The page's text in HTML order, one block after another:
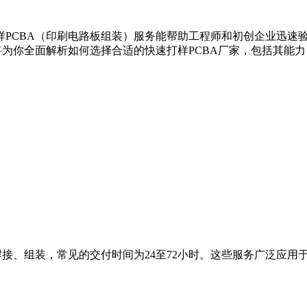
（印刷电路板组装）服务能帮助工程师和初创企业迅
你全面解析如何选择合适的快速打样PCBA厂家，包括其能
、组装，常见的交付时间为24至72小时。这些服务广泛应用于